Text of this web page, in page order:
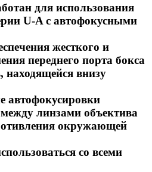
для использования
U-A с автофокусными
жесткого и
переднего порта бокса
находящейся внизу
автофокусировки
линзами объектива
окружающей
со всеми